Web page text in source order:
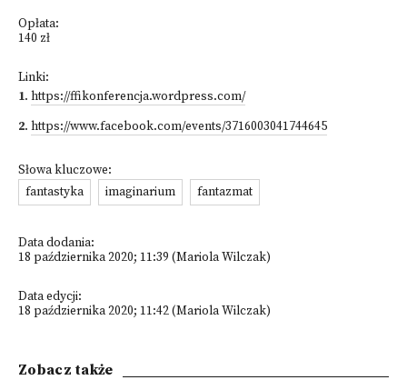
Opłata:
140 zł
Linki:
1. https://ffikonferencja.wordpress.com/
2. https://www.facebook.com/events/3716003041744645
Słowa kluczowe:
fantastyka
imaginarium fantazmat
Data dodania:
18 października 2020; 11:39 (Mariola Wilczak)
Data edycji:
18 października 2020; 11:42 (Mariola Wilczak)
Zobacz także